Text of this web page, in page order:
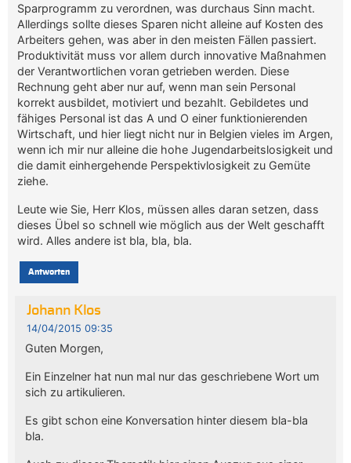
Sparprogramm zu verordnen, was durchaus Sinn macht.
Allerdings sollte dieses Sparen nicht alleine auf Kosten des
Arbeiters gehen, was aber in den meisten Fällen passiert.
Produktivität muss vor allem durch innovative Maßnahmen
der Verantwortlichen voran getrieben werden. Diese
Rechnung geht aber nur auf, wenn man sein Personal
korrekt ausbildet, motiviert und bezahlt. Gebildetes und
fähiges Personal ist das A und O einer funktionierenden
Wirtschaft, und hier liegt nicht nur in Belgien vieles im Argen,
wenn ich mir nur alleine die hohe Jugendarbeitslosigkeit und
die damit einhergehende Perspektivlosigkeit zu Gemüte
ziehe.
Leute wie Sie, Herr Klos, müssen alles daran setzen, dass
dieses Übel so schnell wie möglich aus der Welt geschafft
wird. Alles andere ist bla, bla, bla.
Antworten
Johann Klos
14/04/2015 09:35
Guten Morgen,
Ein Einzelner hat nun mal nur das geschriebene Wort um
sich zu artikulieren.
Es gibt schon eine Konversation hinter diesem bla-bla
bla.